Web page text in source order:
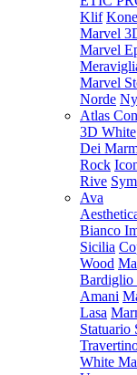
Klif Kone
Marvel
Marvel
Marvel
Norde
Atlas
3D White
Dei
Rock
Rive
Ava
Bianco
Sicilia
Wood
Bardiglio
Amani
Lasa
Statuario
White